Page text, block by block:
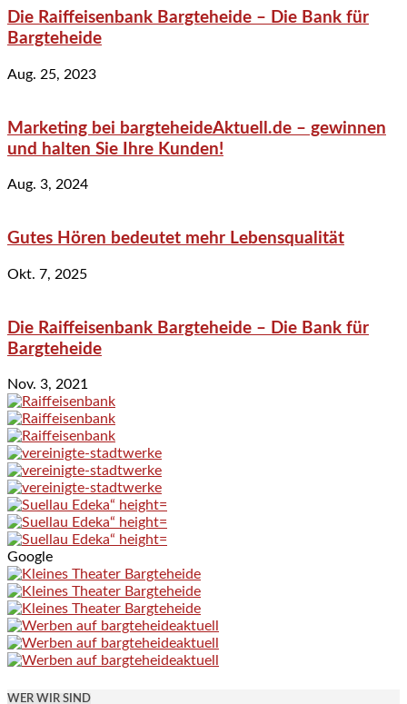
Die Raiffeisenbank Bargteheide – Die Bank für
Bargteheide
Aug. 25, 2023
Marketing bei bargteheideAktuell.de – gewinnen
und halten Sie Ihre Kunden!
Aug. 3, 2024
Gutes Hören bedeutet mehr Lebensqualität
Okt. 7, 2025
Die Raiffeisenbank Bargteheide – Die Bank für
Bargteheide
Nov. 3, 2021
Google
WER WIR SIND